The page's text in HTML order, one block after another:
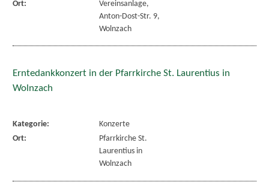
Ort:
Vereinsanlage,
Anton-Dost-Str. 9,
Wolnzach
Erntedankkonzert in der Pfarrkirche St. Laurentius in
Wolnzach
Kategorie:
Konzerte
Ort:
Pfarrkirche St.
Laurentius in
Wolnzach